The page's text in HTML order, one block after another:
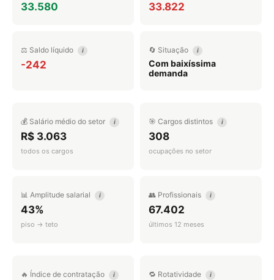
33.580 33.822
⚖️ Saldo líquido i
-242
🔄 Situação i
Com baixíssima
demanda
💰 Salário médio do setor i
R$ 3.063
todos os cargos
🎯 Cargos distintos i
308
ocupações no setor
📊 Amplitude salarial i
43%
piso → teto
👥 Profissionais i
67.402
últimos 12 meses
🔥 Índice de contratação i 🔁 Rotatividade i